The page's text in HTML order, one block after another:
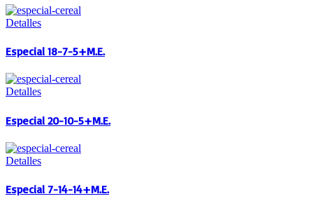
Detalles
Especial 18-7-5+M.E.
Detalles
Especial 20-10-5+M.E.
Detalles
Especial 7-14-14+M.E.